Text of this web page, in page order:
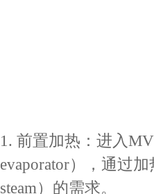
1. 前置加热：进入
evaporator），通过
steam）的需求。